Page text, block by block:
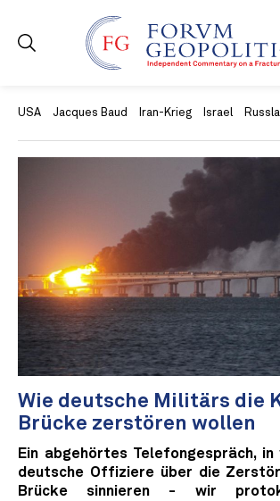
USA Jacques Baud Iran-Krieg Israel
Wie deutsche Militärs die
Brücke zerstören wollen
Ein abgehörtes Telefongespräch, in
deutsche Offiziere über die
Brücke sinnieren - wir